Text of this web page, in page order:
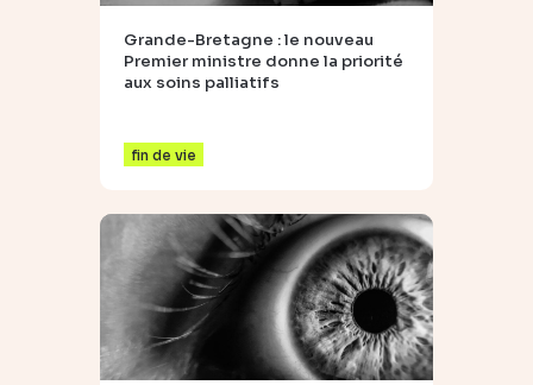
Grande-Bretagne : le nouveau
Premier ministre donne la priorité
aux soins palliatifs
fin de vie